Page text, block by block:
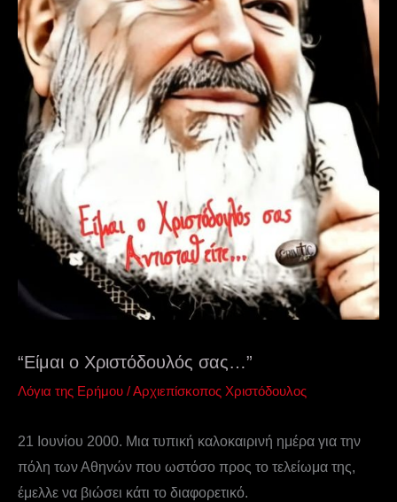
“Είμαι ο Χριστόδουλός σας…”
Λόγια της Ερήμου /Αρχιεπίσκοπος Χριστόδουλος
21 Ιουνίου 2000. Μια τυπική καλοκαιρινή ημέρα για την
πόλη των Αθηνών που ωστόσο προς το τελείωμα της,
έμελλε να βιώσει κάτι το διαφορετικό.